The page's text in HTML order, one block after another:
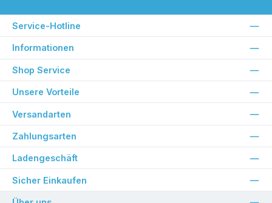
Service-Hotline
Informationen
Shop Service
Unsere Vorteile
Versandarten
Zahlungsarten
Ladengeschäft
Sicher Einkaufen